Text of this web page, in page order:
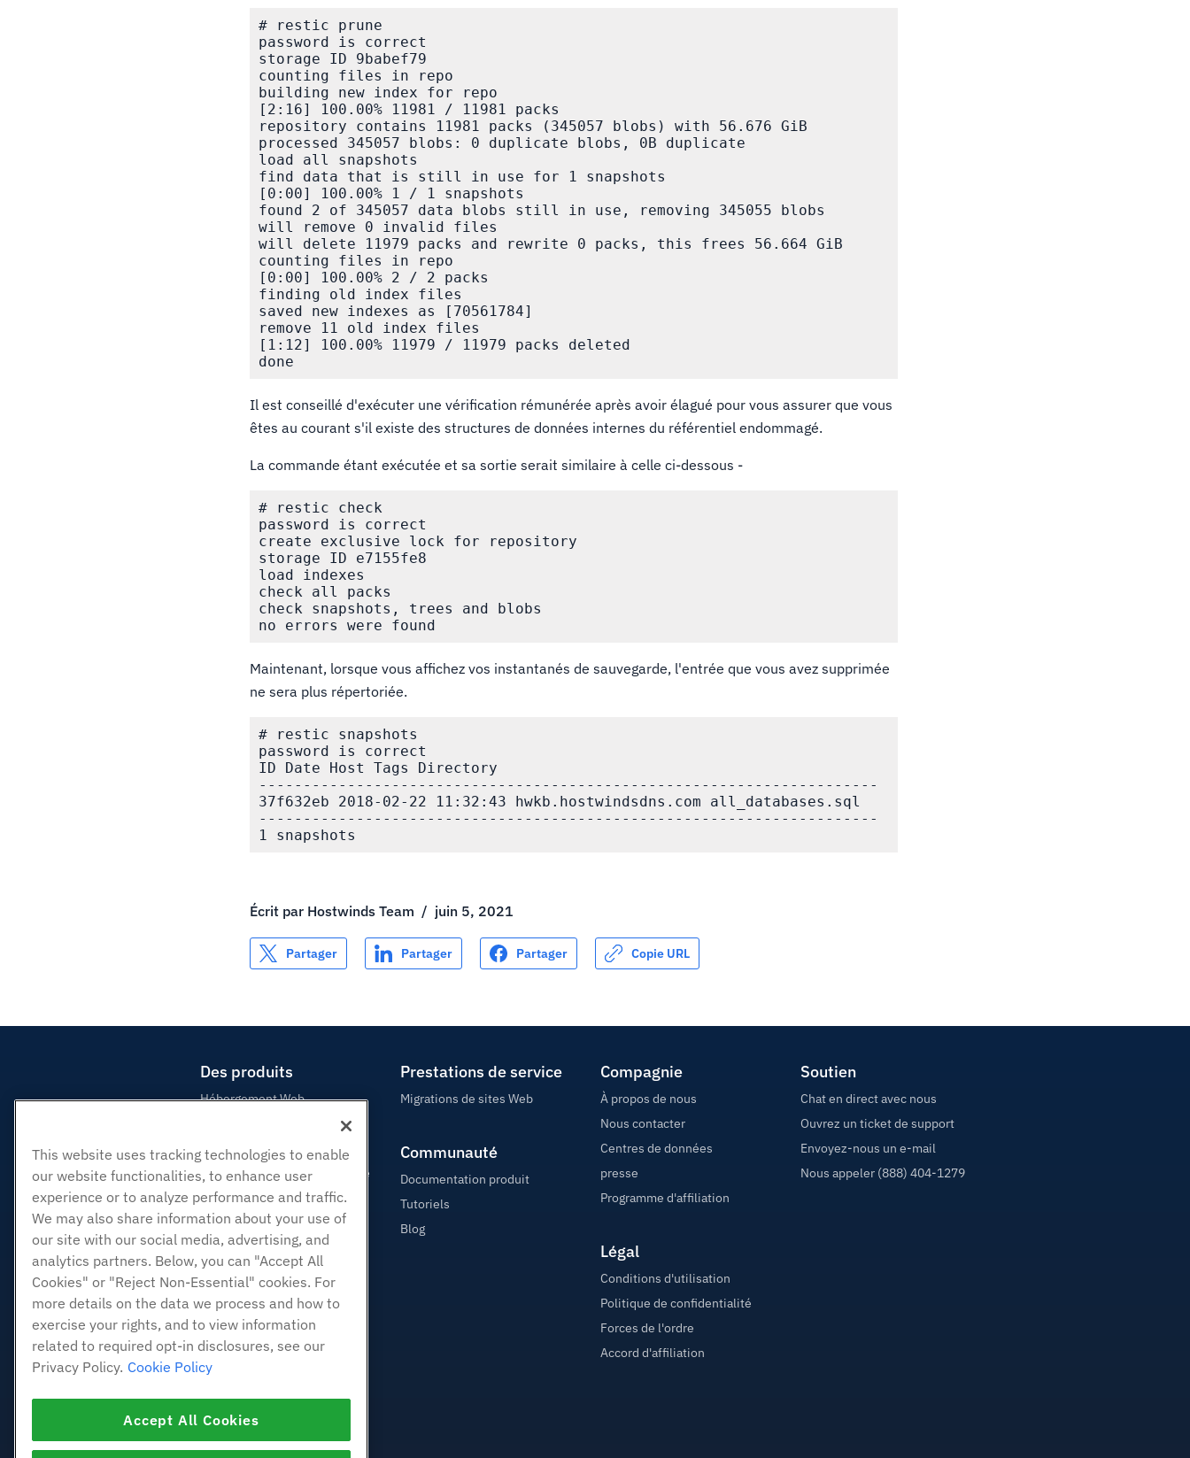
# restic prune
password is correct
storage ID 9babef79
counting files in repo
building new index for repo
[2:16] 100.00% 11981 / 11981 packs
repository contains 11981 packs (345057 blobs) with 56.676 GiB
processed 345057 blobs: 0 duplicate blobs, 0B duplicate
load all snapshots
find data that is still in use for 1 snapshots
[0:00] 100.00% 1 / 1 snapshots
found 2 of 345057 data blobs still in use, removing 345055 blobs
will remove 0 invalid files
will delete 11979 packs and rewrite 0 packs, this frees 56.664 GiB
counting files in repo
[0:00] 100.00% 2 / 2 packs
finding old index files
saved new indexes as [70561784]
remove 11 old index files
[1:12] 100.00% 11979 / 11979 packs deleted
Il est conseillé d'exécuter une vérification rémunérée après avoir élagué pour vous assurer que vous
êtes au courant s'il existe des structures de données internes du référentiel endommagé.
La commande étant exécutée et sa sortie serait similaire à celle ci-dessous -
# restic check
password is correct
create exclusive lock for repository
storage ID e7155fe8
load indexes
check all packs
check snapshots, trees and blobs
Maintenant, lorsque vous affichez vos instantanés de sauvegarde, l'entrée que vous avez supprimée
ne sera plus répertoriée.
# restic snapshots
password is correct
ID Date Host Tags Directory
----------------------------------------------------------------------
37f632eb 2018-02-22 11:32:43 hwkb.hostwindsdns.com all_databases.sql
----------------------------------------------------------------------
Écrit par Hostwinds Team / juin 5, 2021
Partager Partager Partager Copie URL
Des produits
Hébergement Web
Hébergement professionnel
Revendeur Hébergeur
Revendeur en marque blanche
Géré Linux VPS
Linux non gérés VPS
Windows gérés VPS
Windows non géré VPS
Équilibreurs de charge
Stockage de blocs
Stockage d'objets
SSL Certificats
Hébergement d'applications
Prestations de service
Migrations de sites Web
Communauté
Documentation produit
Tutoriels
Blog
Compagnie
À propos de nous
Nous contacter
Centres de données
presse
Programme d'affiliation
Légal
Conditions d'utilisation
Politique de confidentialité
Forces de l'ordre
Accord d'affiliation
Soutien
Chat en direct avec nous
Ouvrez un ticket de support
Envoyez-nous un e-mail
Nous appeler (888) 404-1279
This website uses tracking technologies to enable
our website functionalities, to enhance user
experience or to analyze performance and traffic.
We may also share information about your use of
our site with our social media, advertising, and
analytics partners. Below, you can "Accept All
Cookies" or "Reject Non-Essential" cookies. For
more details on the data we process and how to
exercise your rights, and to view information
related to required opt-in disclosures, see our
Privacy Policy. Cookie Policy
Accept All Cookies